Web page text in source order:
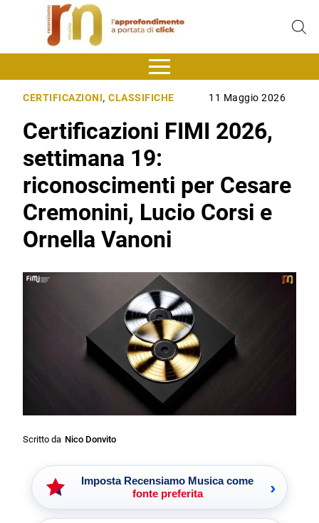
CERTIFICAZIONI,CLASSIFICHE 11 Maggio 2026
Certificazioni FIMI 2026,
settimana 19:
riconoscimenti per Cesare
Cremonini, Lucio Corsi e
Ornella Vanoni
Scritto da Nico Donvito
Imposta Recensiamo Musica come
fonte preferita
›